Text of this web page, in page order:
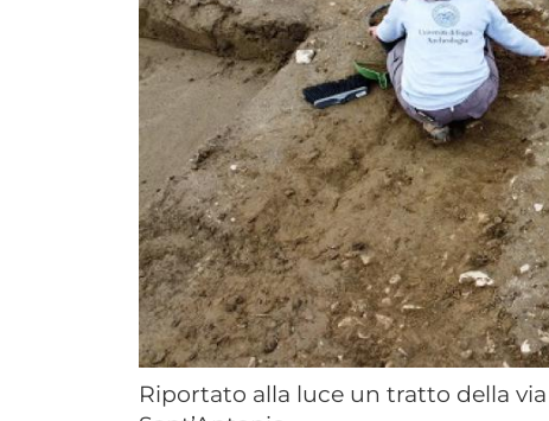
Riportato alla luce un tratto della